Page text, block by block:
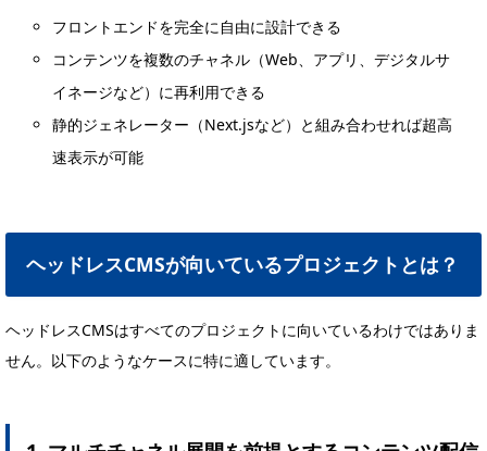
フロントエンドを完全に自由に設計できる
コンテンツを複数のチャネル（Web、アプリ、デジタルサ
イネージなど）に再利用できる
静的ジェネレーター（Next.jsなど）と組み合わせれば超高
速表示が可能
ヘッドレスCMSが向いているプロジェクトとは？
ヘッドレスCMSはすべてのプロジェクトに向いているわけではありま
せん。以下のようなケースに特に適しています。